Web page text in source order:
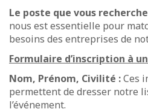
Le poste que vous
nous est essentielle pour
besoins des entreprises de
Formulaire d’inscription à
Nom, Prénom, Civilité :Ces
permettent de dresser notre
l’événement.